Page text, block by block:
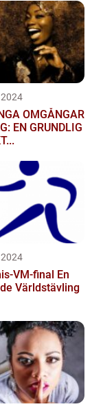
OMGÅNGAR
EN GRUNDLIG
VM-final En
Världstävling